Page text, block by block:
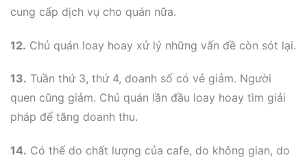
cung cấp dịch vụ cho quán nữa.
12. Chủ quán loay hoay xử lý những vấn đề còn sót lại.
13. Tuần thứ 3, thứ 4, doanh số có vẻ giảm. Người
quen cũng giảm. Chủ quán lần đầu loay hoay tìm giải
pháp để tăng doanh thu.
14. Có thể do chất lượng của cafe, do không gian, do